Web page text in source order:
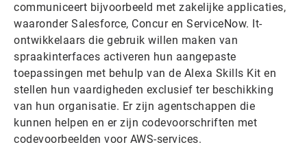
communiceert bijvoorbeeld met zakelijke applicaties,
waaronder Salesforce, Concur en ServiceNow. It-
ontwikkelaars die gebruik willen maken van
spraakinterfaces activeren hun aangepaste
toepassingen met behulp van de Alexa Skills Kit en
stellen hun vaardigheden exclusief ter beschikking
van hun organisatie. Er zijn agentschappen die
kunnen helpen en er zijn codevoorschriften met
codevoorbeelden voor AWS-services.